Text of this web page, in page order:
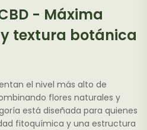
- Máxima
textura botánica
el nivel más alto de
flores naturales y
está diseñada para quienes
fitoquímica y una estructura